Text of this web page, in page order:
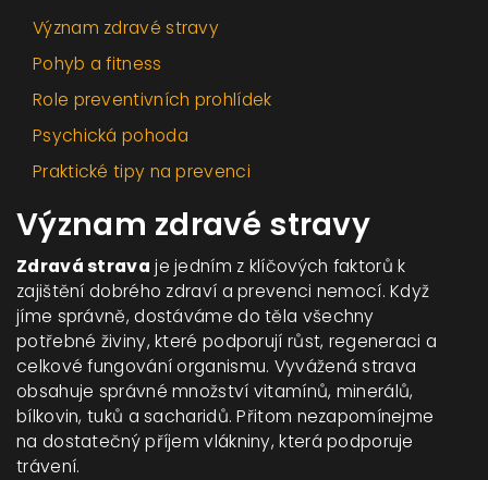
Význam zdravé stravy
Pohyb a fitness
Role preventivních prohlídek
Psychická pohoda
Praktické tipy na prevenci
Význam zdravé stravy
Zdravá strava je jedním z klíčových faktorů k
zajištění dobrého zdraví a prevenci nemocí. Když
jíme správně, dostáváme do těla všechny
potřebné živiny, které podporují růst, regeneraci a
celkové fungování organismu. Vyvážená strava
obsahuje správné množství vitamínů, minerálů,
bílkovin, tuků a sacharidů. Přitom nezapomínejme
na dostatečný příjem vlákniny, která podporuje
trávení.